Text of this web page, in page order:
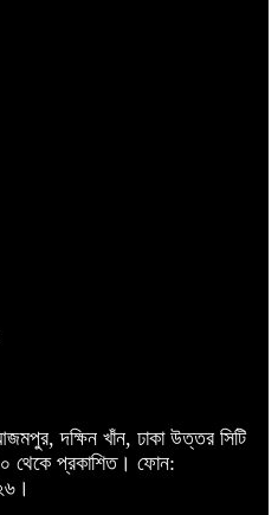
দক্ষিন খাঁন, ঢাকা উত্তর সিটি
থেকে প্রকাশিত। ফোন: